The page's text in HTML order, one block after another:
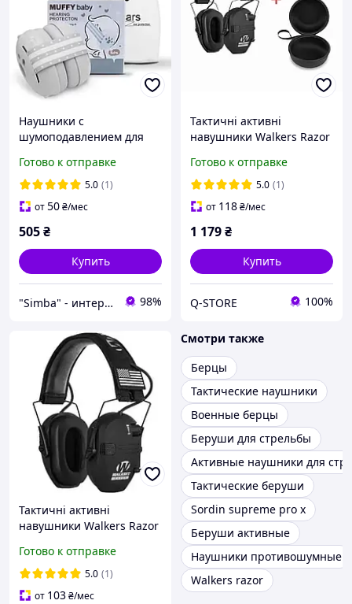
Наушники с
шумоподавлением для
Готово к отправке
5.0 (1)
от50₴/мес
505₴
Купить
"Simba" - интернет магазин 98%
Тактичні активні
навушники Walkers Razor
STORE -shopping-without-
problems-
Готово к отправке
5.0 (1)
от 118₴/мес
1 179₴
Купить
Q-STORE 100%
Тактичні активні
навушники Walkers Razor
shopping-without-
problems-
Готово к отправке
5.0 (1)
от 103₴/мес
Смотри также
Берцы
Тактические наушники
Военные берцы
Беруши для стрельбы
Активные наушники для
Тактические беруши
Sordin supreme pro x
Беруши активные
Наушники противошумные
Walkers razor